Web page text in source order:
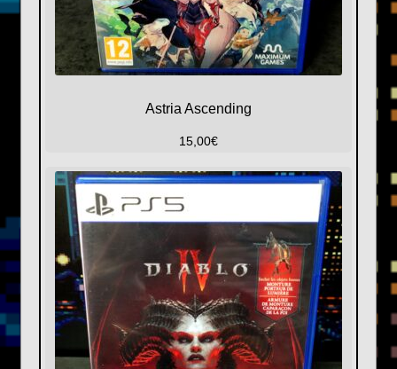
Astria Ascending
15,00€